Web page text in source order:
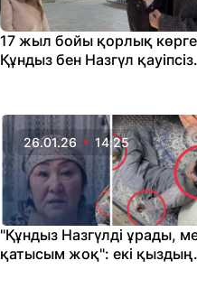
17 жыл бойы қорлық
Құндыз бен Назгүл қауіпсіз
26.01.26 14:25
"Құндыз Назгүлді ұрады,
қатысым жоқ": екі қыздың